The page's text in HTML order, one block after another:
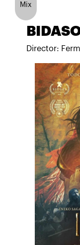
Mix
Director: